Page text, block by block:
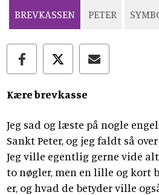
BREVKASSEN PETER
Kære brevkasse
Jeg sad og læste på nogle
Sankt Peter, og jeg faldt så
Jeg ville egentlig gerne vide
to nøgler, men en lille og kort
er, og hvad de betyder ville